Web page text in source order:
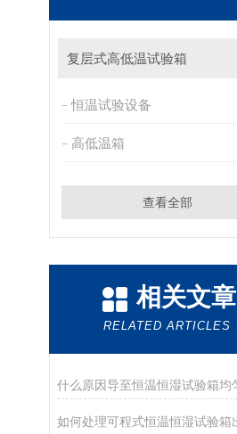
复层式高低温试验箱
恒温试验设备
高低温箱
查看全部
相关文章
RELATED ARTICLES